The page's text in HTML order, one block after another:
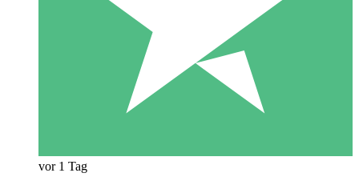
vor 1 Tag